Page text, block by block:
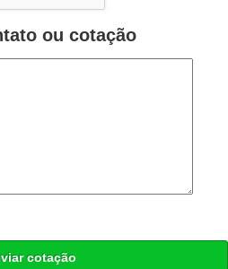
ou cotação
cotação